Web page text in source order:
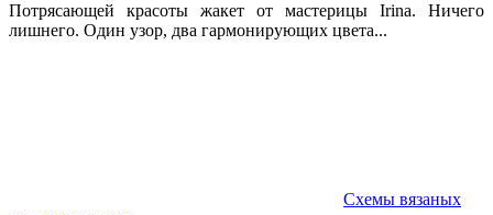
Потрясающей красоты жакет от мастерицы Irina. Ничего
лишнего. Один узор, два гармонирующих цвета...
Схемы вязаных